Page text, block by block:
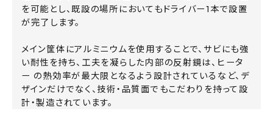
を可能とし、既設の場所においてもドライバー1本で設置
が完了します。
メイン筐体にアルミニウムを使用することで、サビにも強
い耐性を持ち、工夫を凝らした内部の反射鏡は、ヒータ
ー の熱効率が最大限となるよう設計されているなど、デ
ザインだけでなく、技術・品質面でもこだわりを持って設
計・製造されています。